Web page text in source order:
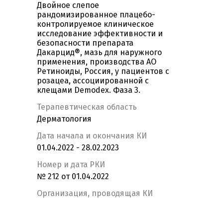
Двойное слепое
рандомизированное плацебо-
контролируемое клиническое
исследование эффективности и
безопасности препарата
Дакарцид®, мазь для наружного
применения, производства АО
Ретиноиды, Россия, у пациентов с
розацеа, ассоциированной с
клещами Demodex. Фаза 3.
Терапевтическая область
Дерматология
Дата начала и окончания КИ
01.04.2022 - 28.02.2023
Номер и дата РКИ
№ 212 от 01.04.2022
Организация, проводящая КИ